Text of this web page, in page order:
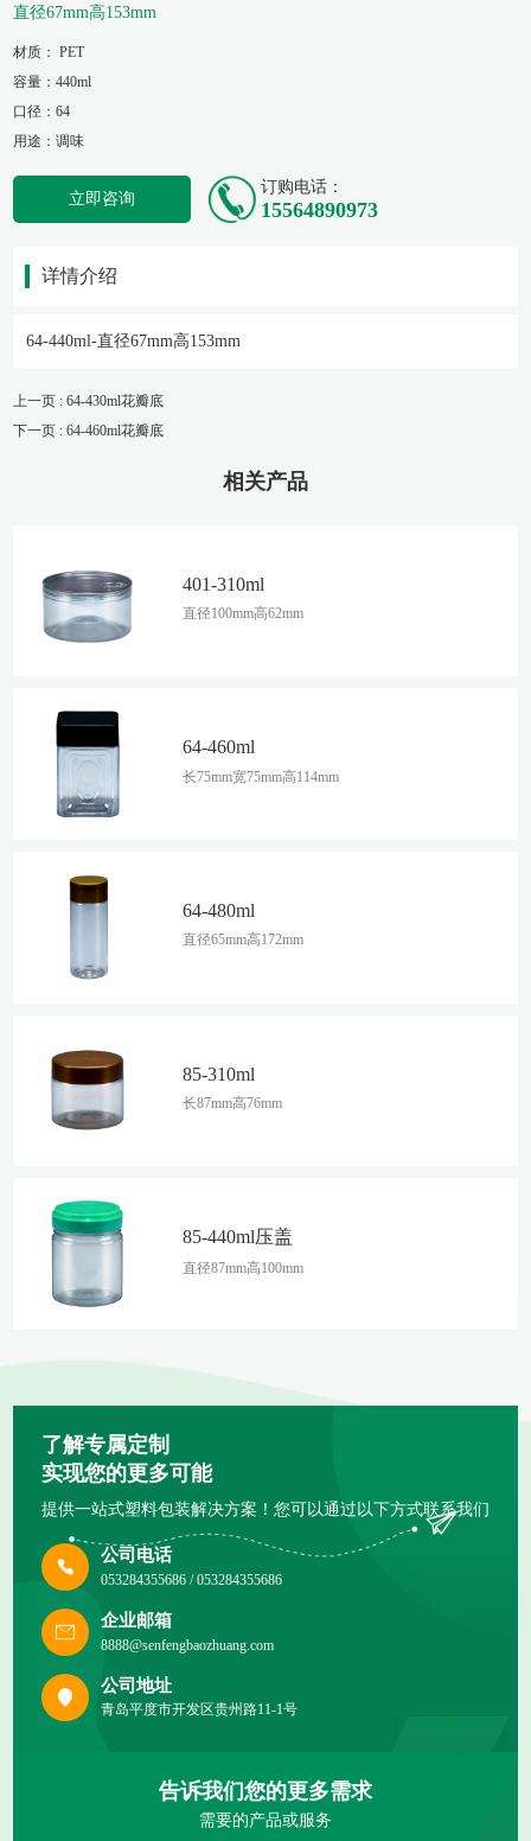
直径67mm高153mm
材质： PET
容量：440ml
口径：64
用途：调味
立即咨询
订购电话：
15564890973
相关产品
401-310ml
直径100mm高62mm
64-460ml
长75mm宽75mm高114mm
64-480ml
直径65mm高172mm
85-310ml
长87mm高76mm
85-440ml压盖
直径87mm高100mm
详情介绍
64-440ml-直径67mm高153mm
上一页 : 64-430ml花瓣底
下一页 : 64-460ml花瓣底
了解专属定制
实现您的更多可能
提供一站式塑料包装解决方案！您可以通过以下方式联系我们
公司电话
053284355686 / 053284355686
企业邮箱
8888@senfengbaozhuang.com
公司地址
青岛平度市开发区贵州路11-1号
告诉我们您的更多需求
需要的产品或服务